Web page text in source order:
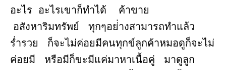
อะไร อะไรเขาก็ทำได้ ค้าขาย
อสังหาริมทรัพย์ ทุกๆอย่่างสามารถทำแล้ว
ร่ำรวย ก็จะไม่ค่อยมีคนทุกข์ลูกค้าหมอดูก็จะไม่
ค่อยมี หรือมีก็ขะมีแค่มาหาเนื้อคู่ มาดูลูก